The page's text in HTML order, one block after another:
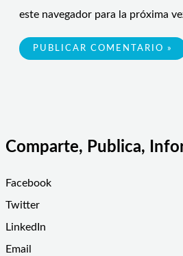
este navegador para la próxima
Comparte, Publica,
Facebook
Twitter
LinkedIn
Email